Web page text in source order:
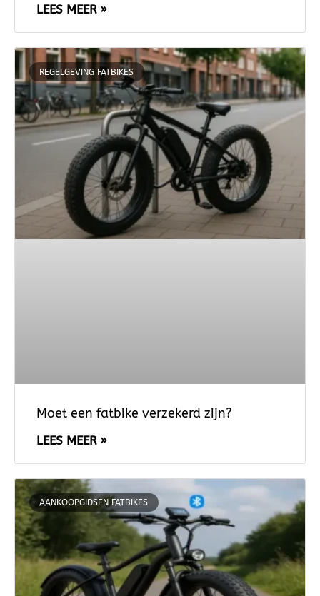
LEES MEER »
REGELGEVING FATBIKES
Moet een fatbike verzekerd zijn?
LEES MEER »
AANKOOPGIDSEN FATBIKES